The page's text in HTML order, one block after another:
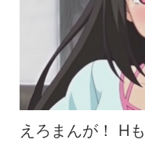
えろまんが！ H